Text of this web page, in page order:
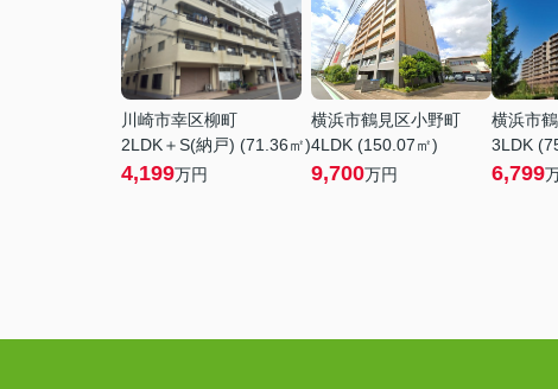
川崎市幸区柳町
2LDK＋S(納戸) (71.36㎡)
4,199万円
横浜市鶴見区小野町
4LDK (150.07㎡)
9,700万円
横浜市
3LDK
6,799